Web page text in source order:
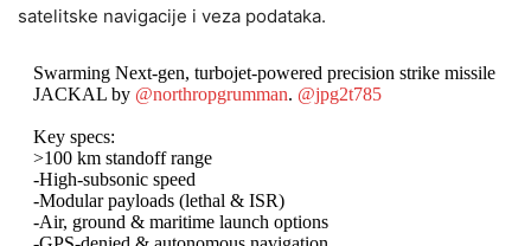
satelitske navigacije i veza podataka.
Swarming Next-gen, turbojet-powered precision strike missile
JACKAL by @northropgrumman. @jpg2t785
Key specs:
>100 km standoff range
-High-subsonic speed
-Modular payloads (lethal & ISR)
-Air, ground & maritime launch options